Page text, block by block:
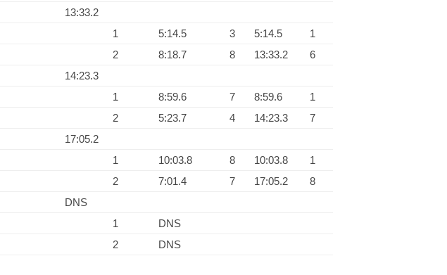
13:33.2
1 5:14.5 3 5:14.5
1
2 8:18.7 8 13:33.2
6
14:23.3
1 8:59.6 7 8:59.6
1
2 5:23.7 4 14:23.3
7
17:05.2
1 10:03.8 8 10:03.8
1
2 7:01.4 7 17:05.2
8
DNS
1
DNS
2 DNS